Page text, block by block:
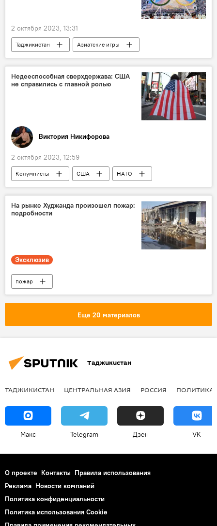
2 октября 2023, 13:31
Таджикистан
Азиатские игры
Спорт
Таджикистан: свежие новости спорта
Недееспособная сверхдержава: США
не справились с главной ролью
Виктория Никифорова
2 октября 2023, 12:59
Колумнисты США
НАТО
Европа и ЕС
Аналитика
Россия
Си Цзиньпин
На рынке Худжанда произошел пожар:
подробности
Эксклюзив
пожар
Новости Худжанда и Согдийской области
рынок
Таджикистан
Еще 20 материалов
Таджикистан
ТАДЖИКИСТАН ЦЕНТРАЛЬНАЯ АЗИЯ РОССИЯ ПОЛИТИКА
Макс Telegram Дзен VK
О проекте Контакты Правила использования
Реклама Новости компаний
Политика конфиденциальности
Политика использования Cookie